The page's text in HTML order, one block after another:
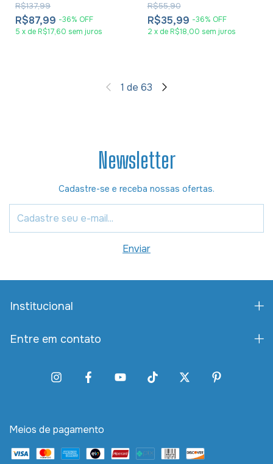
R$87,99 -36% OFF
R$137,99
5 x de R$17,60 sem juros
R$35,99 -36% OFF
R$55,90
2 x de R$18,00 sem juros
1 de 63
Newsletter
Cadastre-se e receba nossas ofertas.
Institucional
Entre em contato
Meios de pagamento